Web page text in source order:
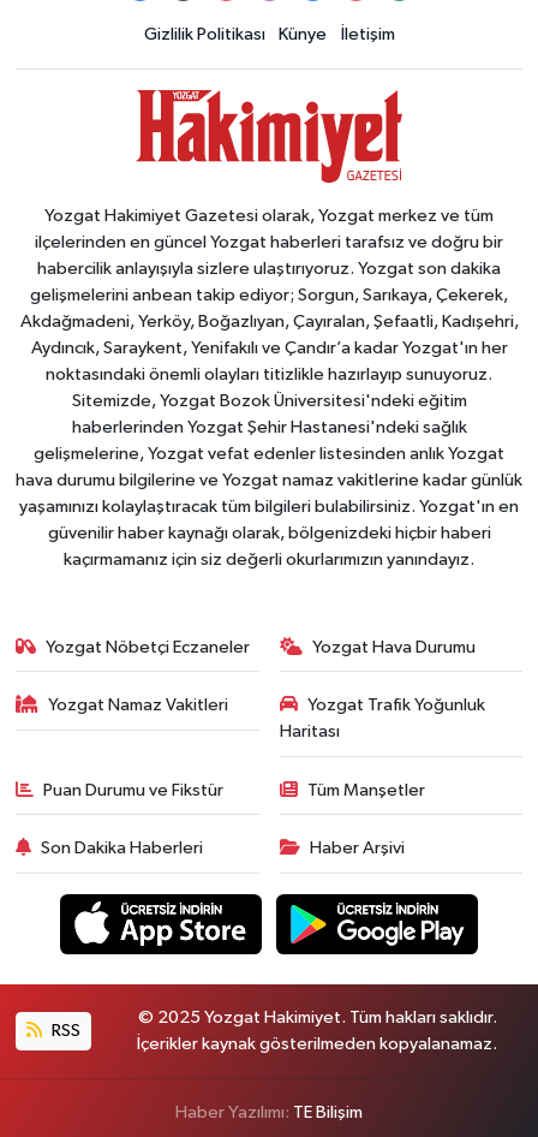
Gizlilik Politikası Künye İletişim
Yozgat Hakimiyet Gazetesi olarak, Yozgat merkez ve tüm
ilçelerinden en güncel Yozgat haberleri tarafsız ve doğru bir
habercilik anlayışıyla sizlere ulaştırıyoruz. Yozgat son dakika
gelişmelerini anbean takip ediyor; Sorgun, Sarıkaya, Çekerek,
Akdağmadeni, Yerköy, Boğazlıyan, Çayıralan, Şefaatli, Kadışehri,
Aydıncık, Saraykent, Yenifakılı ve Çandır’a kadar Yozgat'ın her
noktasındaki önemli olayları titizlikle hazırlayıp sunuyoruz.
Sitemizde, Yozgat Bozok Üniversitesi'ndeki eğitim
haberlerinden Yozgat Şehir Hastanesi'ndeki sağlık
gelişmelerine, Yozgat vefat edenler listesinden anlık Yozgat
hava durumu bilgilerine ve Yozgat namaz vakitlerine kadar günlük
yaşamınızı kolaylaştıracak tüm bilgileri bulabilirsiniz. Yozgat'ın en
güvenilir haber kaynağı olarak, bölgenizdeki hiçbir haberi
kaçırmamanız için siz değerli okurlarımızın yanındayız.
Yozgat Nöbetçi Eczaneler Yozgat Hava Durumu
Yozgat Namaz Vakitleri
Yozgat Trafik Yoğunluk
Haritası
Puan Durumu ve Fikstür Tüm Manşetler
Son Dakika Haberleri Haber Arşivi
RSS
© 2025 Yozgat Hakimiyet. Tüm hakları saklıdır.
İçerikler kaynak gösterilmeden kopyalanamaz.
Haber Yazılımı: TE Bilişim